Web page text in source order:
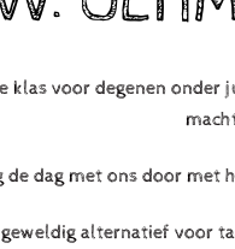
klas voor degenen onder
de dag met ons door met
alternatief voor